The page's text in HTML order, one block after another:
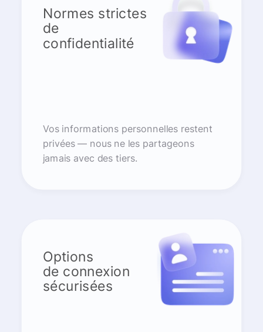
Normes strictes
de
confidentialité
Vos informations personnelles restent
privées — nous ne les partageons
jamais avec des tiers.
Options
de connexion
sécurisées